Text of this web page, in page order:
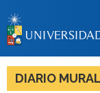
DIARIO